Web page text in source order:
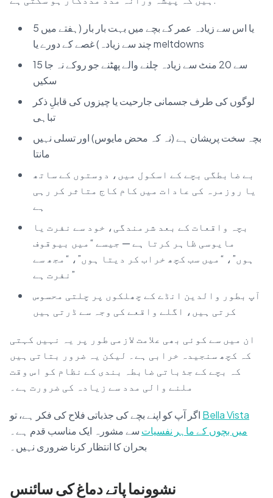
5 یا اس سے زیادہ عمر کے بچے میں بہت بار بار (ہفتے میں
چند سے زیادہ) غصے کے دورے یا meltdowns
15 سے 20 منٹ سے زیادہ چلنے والے پھٹنے جو روکے نہ جا
سکیں
لوگوں کی طرف جسمانی جارحیت یا چیزوں کی قابلِ ذکر
تباہی
بچہ سخت پریشان ہے (نہ کہ محض مایوس) اور تسلی نہیں
مانتا
بے ضابطگی بچے کے اسکول میں، دوستوں کے ساتھ
یا روزمرہ کی عادات میں کام کاج متاثر کر رہی
ہے
بچہ واقعات کے بعد شرمندگی، خود سے نفرت یا
مایوسی ظاہر کرتا ہے — جیسے “میں بیوقوف
ہوں”، “میں سب کچھ خراب کر دیتا ہوں”، “مجھ سے
نفرت ہے”
آپ بطور والدین انڈے کے چھلکوں پر چلتی محسوس
کرتی ہیں، اگلے واقعے کی وجہ سے ڈرتی ہیں
ان میں سے کوئی بھی علامت لازمی طور پر یہ نہیں کہتی
کہ کچھ سنجیدہ خرابی ہے۔ لیکن یہ ضرور بتاتی ہیں
کہ بچے کے جذباتی ضابطہ بندی کے نظام کو اس وقت
ملنے والی مدد سے زیادہ کی ضرورت ہے۔
Bella Vista
میں بچوں کے ماہر نفسیات سے مشورہ ایک مناسب قدم ہے۔
بحران کا انتظار کرنا ضروری نہیں۔
نشوونما پاتے دماغ کی سائنس